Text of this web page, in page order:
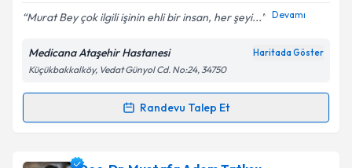
Kişisel verilerimin işlenmesine ilişkin
Metni'ni okudum ve kişisel verilerimin belirtilen
kapsamda işlenmesini kabul ediyorum.
Murat Bey çok ilgili işinin ehli bir insan, her şeyi... Devamı
Medicana Ataşehir Hastanesi Haritada Göster
Küçükbakkalköy, Vedat Günyol Cd. No:24, 34750
Randevu Talep Et
Randevu Takvimi Talebi